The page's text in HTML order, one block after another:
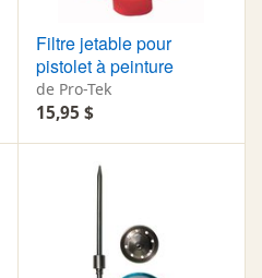
Filtre jetable pour
pistolet à peinture
de Pro-Tek
15,95 $